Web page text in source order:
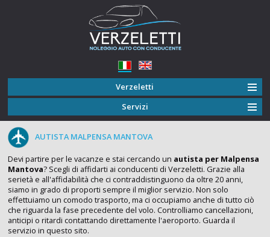
Verzeletti
Servizi
AUTISTA MALPENSA MANTOVA
Devi partire per le vacanze e stai cercando un autista per Malpensa
Mantova? Scegli di affidarti ai conducenti di Verzeletti. Grazie alla
serietà e all'affidabilità che ci contraddistinguono da oltre 20 anni,
siamo in grado di proporti sempre il miglior servizio. Non solo
effettuiamo un comodo trasporto, ma ci occupiamo anche di tutto ciò
che riguarda la fase precedente del volo. Controlliamo cancellazioni,
anticipi o ritardi contattando direttamente l'aeroporto. Guarda il
servizio in questo sito.